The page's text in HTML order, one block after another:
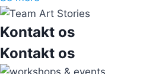
Kontakt os
Kontakt os